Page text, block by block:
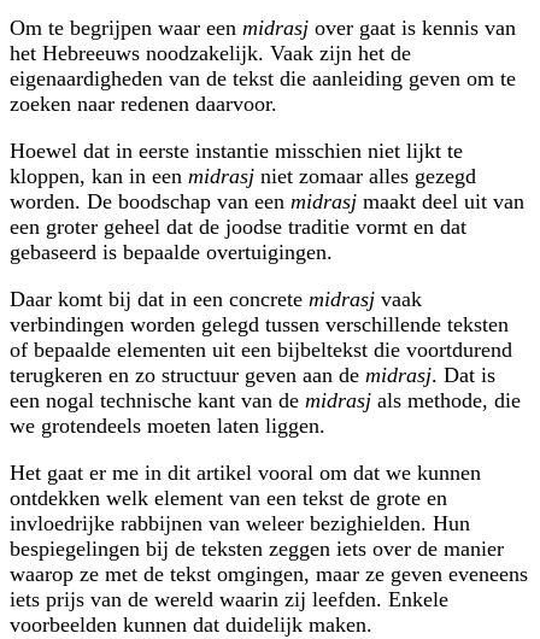
Om te begrijpen waar een midrasj over gaat is kennis van
het Hebreeuws nood­zakelijk. Vaak zijn het de
eigenaardigheden van de tekst die aanleiding geven om te
zoeken naar redenen daarvoor.
Hoewel dat in eerste instantie misschien niet lijkt te
kloppen, kan in een midrasj niet zomaar alles gezegd
worden. De boodschap van een midrasj maakt deel uit van
een groter geheel dat de joodse traditie vormt en dat
gebaseerd is bepaalde overtuigingen.
Daar komt bij dat in een concrete midrasj vaak
verbindingen worden gelegd tussen verschillende teksten
of bepaalde elementen uit een bijbeltekst die voort­durend
terugkeren en zo structuur geven aan de midrasj. Dat is
een nogal techni­sche kant van de midrasj als methode, die
we grotendeels moeten laten liggen.
Het gaat er me in dit artikel vooral om dat we kunnen
ontdekken welk element van een tekst de grote en
invloedrijke rabbijnen van weleer bezighielden. Hun
bespiegelingen bij de teksten zeggen iets over de manier
waarop ze met de tekst omgingen, maar ze geven eveneens
iets prijs van de wereld waarin zij leefden. Enkele
voorbeelden kunnen dat duidelijk maken.